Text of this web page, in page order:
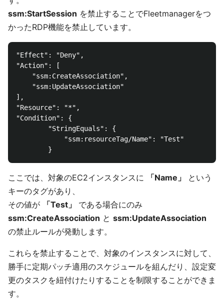
ssm:StartSession を禁止することでFleetmanagerをつ
かったRDP機能を禁止しています。
"Effect": "Deny",
"Action": [
    "ssm:CreateAssociation",
    "ssm:UpdateAssociation"
],
"Resource": "*",
"Condition": {
        "StringEquals": {
            "ssm:resourceTag/Name": "Test"
ここでは、対象のEC2インスタンスに 「Name」
という
キーのタグがあり、
その値が
「Test」
である場合にのみ
ssm:CreateAssociation と ssm:UpdateAssociation
の禁止ルールが発動します。
これらを禁止することで、対象のインスタンスに対して、
勝手に定期パッチ適用のスケジュールを組んだり、設定変
更のタスクを紐付けたりすることを制限することができま
す。